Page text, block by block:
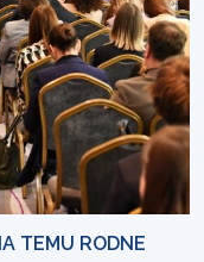
TEMU RODNE